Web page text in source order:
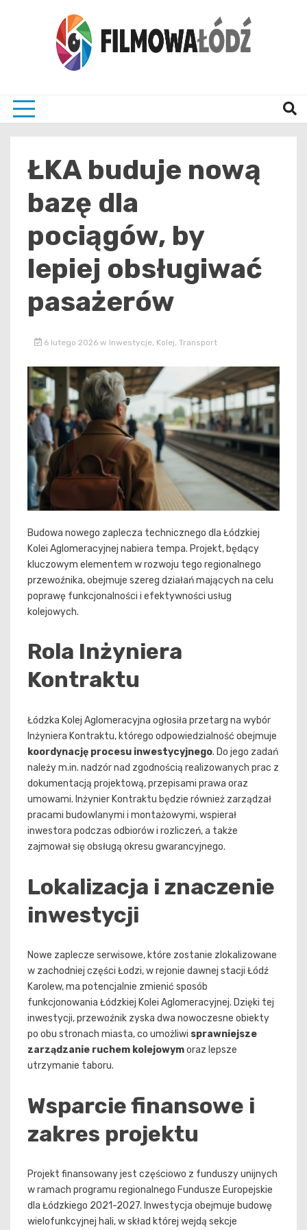
ŁKA buduje nową
bazę dla
pociągów, by
lepiej obsługiwać
pasażerów
6 lutego 2026 w Inwestycje, Kolej Transport
Budowa nowego zaplecza technicznego dla Łódzkiej
Kolei Aglomeracyjnej nabiera tempa. Projekt, będący
kluczowym elementem w rozwoju tego regionalnego
przewoźnika, obejmuje szereg działań mających na celu
poprawę funkcjonalności i efektywności usług
kolejowych.
Rola Inżyniera
Kontraktu
Łódzka Kolej Aglomeracyjna ogłosiła przetarg na wybór
Inżyniera Kontraktu, którego odpowiedzialność obejmuje
koordynację procesu inwestycyjnego. Do jego zadań
należy m.in. nadzór nad zgodnością realizowanych prac z
dokumentacją projektową, przepisami prawa oraz
umowami. Inżynier Kontraktu będzie również zarządzał
pracami budowlanymi i montażowymi, wspierał
inwestora podczas odbiorów i rozliczeń, a także
zajmował się obsługą okresu gwarancyjnego.
Lokalizacja i znaczenie
inwestycji
Nowe zaplecze serwisowe, które zostanie zlokalizowane
w zachodniej części Łodzi, w rejonie dawnej stacji Łódź
Karolew, ma potencjalnie zmienić sposób
funkcjonowania Łódzkiej Kolei Aglomeracyjnej. Dzięki tej
inwestycji, przewoźnik zyska dwa nowoczesne obiekty
po obu stronach miasta, co umożliwi sprawniejsze
zarządzanie ruchem kolejowymoraz lepsze
utrzymanie taboru.
Wsparcie finansowe i
zakres projektu
Projekt finansowany jest częściowo z funduszy unijnych
w ramach programu regionalnego Fundusze Europejskie
dla Łódzkiego 2021-2027. Inwestycja obejmuje budowę
wielofunkcyjnej hali, w skład której wejdą sekcje